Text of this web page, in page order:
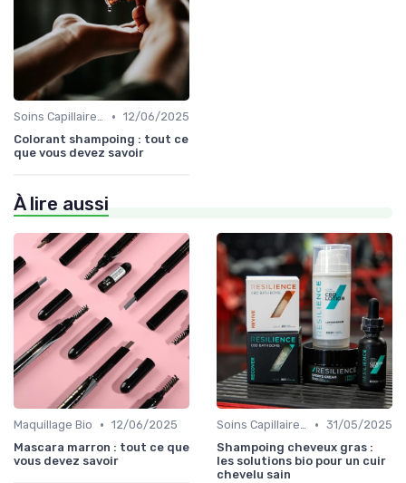
Soins Capillaires Bio • 12/06/2025
Colorant shampoing : tout ce
que vous devez savoir
À lire aussi
Maquillage Bio • 12/06/2025
Mascara marron : tout ce que
vous devez savoir
Soins Capillaires Bio • 31/05/2025
Shampoing cheveux gras :
les solutions bio pour un cuir
chevelu sain